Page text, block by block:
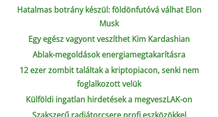
Hatalmas botrány készül: földönfutóvá válhat Elon
Musk
Egy egész vagyont veszíthet Kim Kardashian
Ablak-megoldások energiamegtakarításra
12 ezer zombit találtak a kriptopiacon, senki nem
foglalkozott velük
Külföldi ingatlan hirdetések a megveszLAK-on